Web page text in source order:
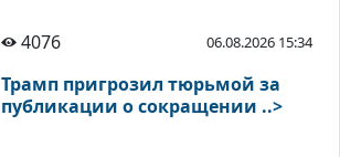
4076 06.08.2026 15:34
Трамп пригрозил тюрьмой за
публикации о сокращении ..>